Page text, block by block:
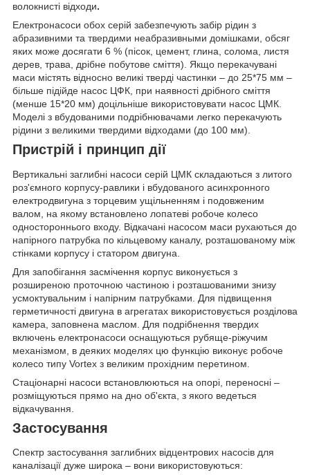
волокнисті відходи.
Електронасоси обох серій забезпечують забір рідин з
абразивними та твердими неабразивными домішками, обсяг
яких може досягати 6 % (пісок, цемент, глина, солома, листя
дерев, трава, дрібне побутове сміття). Якщо перекачувані
маси містять відносно великі тверді частинки – до 25*75 мм –
більше підійде насос ЦФК, при наявності дрібного сміття
(менше 15*20 мм) доцільніше використовувати насос ЦМК.
Моделі з вбудованими подрібнювачами легко перекачують
рідини з великими твердими відходами (до 100 мм).
Пристрій і принцип дії
Вертикальні заглибні насоси серій ЦМК складаються з литого
роз'ємного корпусу-равлики і вбудованого асинхронного
електродвигуна з торцевим ущільненням і подовженим
валом, на якому встановлено лопатеві робоче колесо
одностороннього входу. Відкачані насосом маси рухаються до
напірного патрубка по кільцевому каналу, розташованому між
стінками корпусу і статором двигуна.
Для запобігання засмічення корпус виконується з
розширеною проточною частиною і розташованими знизу
усмоктувальним і напірним патрубками. Для підвищення
герметичності двигуна в агрегатах використовується розділова
камера, заповнена маслом. Для подрібнення твердих
включень електронасоси оснащуються рубяще-ріжучим
механізмом, в деяких моделях цю функцію виконує робоче
колесо типу Vortex з великим прохідним перетином.
Стаціонарні насоси встановлюються на опорі, переносні –
розміщуються прямо на дно об'єкта, з якого ведеться
відкачування.
Застосування
Спектр застосування заглибних відцентрових насосів для
каналізації дуже широка – вони використовуються: